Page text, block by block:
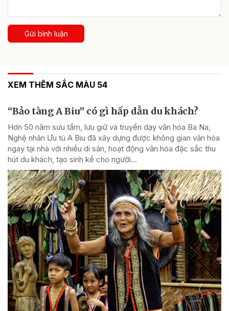
Gửi bình luận
XEM THÊM SẮC MÀU 54
“Bảo tàng A Biu” có gì hấp dẫn du khách?
Hơn 50 năm sưu tầm, lưu giữ và truyền dạy văn hóa Ba Na,
Nghệ nhân Ưu tú A Biu đã xây dựng được không gian văn hóa
ngay tại nhà với nhiều di sản, hoạt động văn hóa đặc sắc thu
hút du khách, tạo sinh kế cho người...